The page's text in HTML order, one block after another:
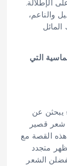
الإطلالة.
والناعم،
المائل
التي
يبحثن عن
شعر قصير
القصة مع
متجدد
الشعر